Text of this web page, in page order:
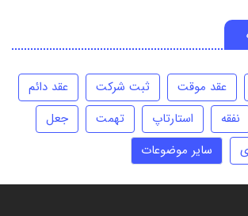
عقد موقت ثبت شرکت
عقد دائم
نفقه استارتاپ تهمت
جعل
سایر موضوعات